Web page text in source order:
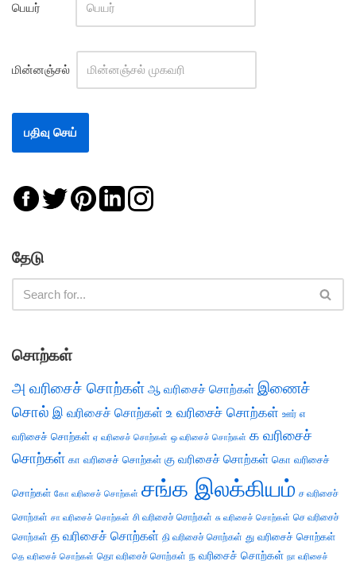
பெயர்
மின்னஞ்சல்
தேடு
சொற்கள்
அ வரிசைச் சொற்கள் ஆ வரிசைச் சொற்கள் இணைச்
சொல் இ வரிசைச் சொற்கள் உ வரிசைச் சொற்கள் ஊர் எ
வரிசைச் சொற்கள் ஏ வரிசைச் சொற்கள் ஒ வரிசைச் சொற்கள் க வரிசைச்
சொற்கள் கா வரிசைச் சொற்கள் கு வரிசைச் சொற்கள் கொ வரிசைச்
சொற்கள் கோ வரிசைச் சொற்கள் சங்க இலக்கியம் ச வரிசைச்
சொற்கள் சா வரிசைச் சொற்கள் சி வரிசைச் சொற்கள் சு வரிசைச் சொற்கள் செ வரிசைச்
சொற்கள் த வரிசைச் சொற்கள் தி வரிசைச் சொற்கள் து வரிசைச் சொற்கள்
தெ வரிசைச் சொற்கள் தொ வரிசைச் சொற்கள் ந வரிசைச் சொற்கள் நா வரிசைச்